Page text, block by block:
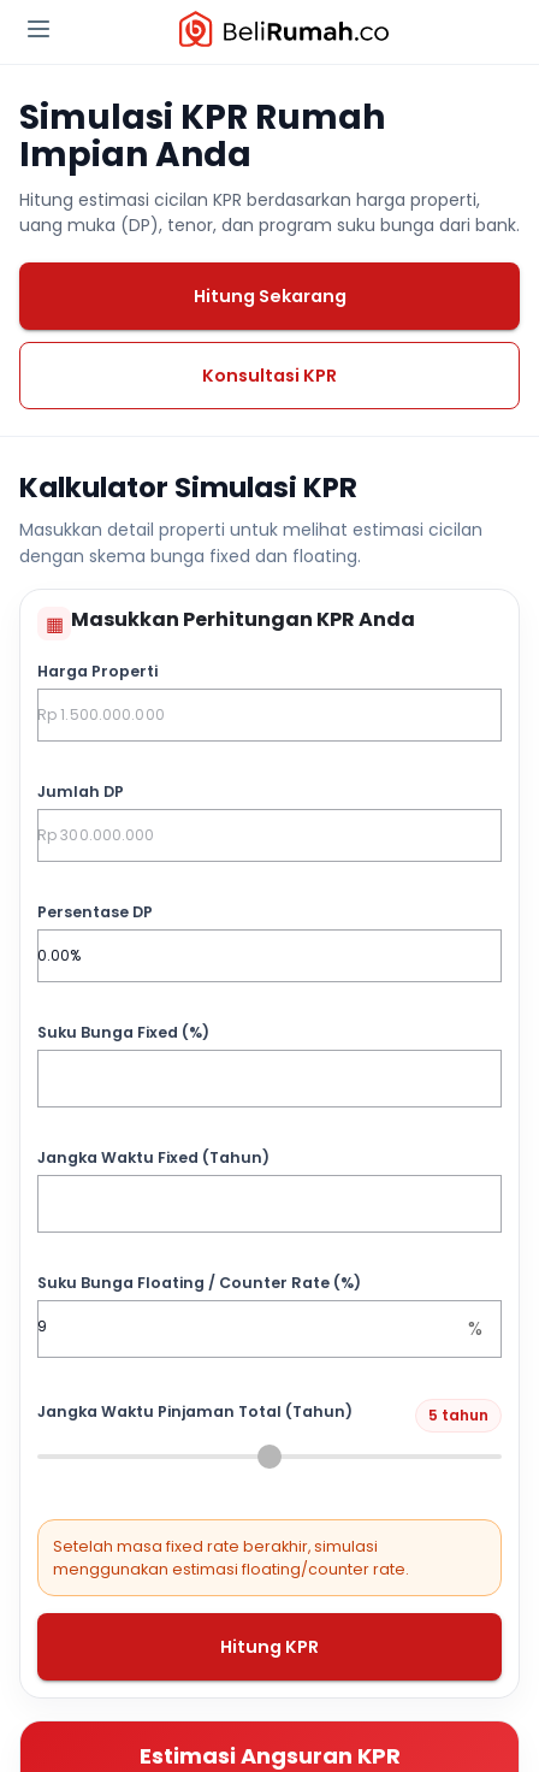
Simulasi KPR Rumah
Impian Anda
Hitung estimasi cicilan KPR berdasarkan harga properti,
uang muka (DP), tenor, dan program suku bunga dari bank.
Hitung Sekarang
Konsultasi KPR
Kalkulator Simulasi KPR
Masukkan detail properti untuk melihat estimasi cicilan
dengan skema bunga fixed dan floating.
▦ Masukkan Perhitungan KPR Anda
Harga Properti
Jumlah DP
Persentase DP
Suku Bunga Fixed (%)
Jangka Waktu Fixed (Tahun)
Suku Bunga Floating / Counter Rate (%)
%
Jangka Waktu Pinjaman Total (Tahun) 5 tahun
Setelah masa fixed rate berakhir, simulasi
menggunakan estimasi floating/counter rate.
Hitung KPR
Estimasi Angsuran KPR